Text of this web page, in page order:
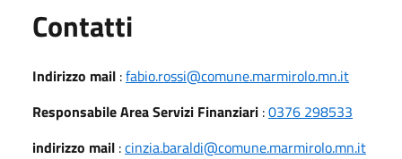
Contatti
Indirizzo mail :fabio.rossi@comune.marmirolo.mn.it
Responsabile Area Servizi Finanziari :0376 298533
indirizzo mail :cinzia.baraldi@comune.marmirolo.mn.it